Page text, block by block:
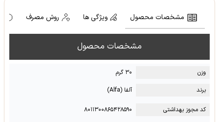
مشخصات محصول ویژگی ها روش مصرف
مشخصات محصول
وزن
۳۰ گرم
برند
آلفا (Alfa)
کد مجوز بهداشتی ۸۰۱۱۳۰۰۸۶۵۴۲۸۵۹۰